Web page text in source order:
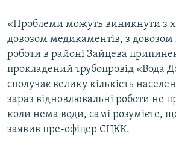
«Проблеми можуть виникнути з
довозом медикаментів, з довозом
роботи в районі Зайцева
прокладений трубопровід «Вода
сполучає велику кількість
зараз відновлювальні роботи не
коли нема води, самі розумієте,
заявив пре-офіцер СЦКК.